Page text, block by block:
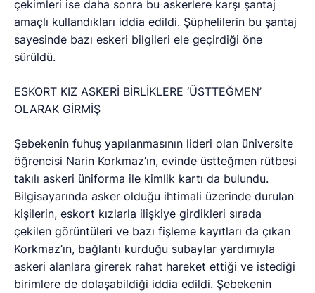
çekimleri ise daha sonra bu askerlere karşı şantaj
amaçlı kullandıkları iddia edildi. Şüphelilerin bu şantaj
sayesinde bazı eskeri bilgileri ele geçirdiği öne
sürüldü.
ESKORT KIZ ASKERİ BİRLİKLERE ‘ÜSTTEĞMEN’
OLARAK GİRMİŞ
Şebekenin fuhuş yapılanmasının lideri olan üniversite
öğrencisi Narin Korkmaz’ın, evinde üstteğmen rütbesi
takılı askeri üniforma ile kimlik kartı da bulundu.
Bilgisayarında asker olduğu ihtimali üzerinde durulan
kişilerin, eskort kızlarla ilişkiye girdikleri sırada
çekilen görüntüleri ve bazı fişleme kayıtları da çıkan
Korkmaz’ın, bağlantı kurduğu subaylar yardımıyla
askeri alanlara girerek rahat hareket ettiği ve istediği
birimlere de dolaşabildiği iddia edildi. Şebekenin